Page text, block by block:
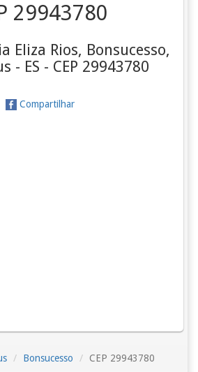
29943780
Eliza Rios, Bonsucesso,
- ES - CEP 29943780
Compartilhar
Bonsucesso CEP 29943780